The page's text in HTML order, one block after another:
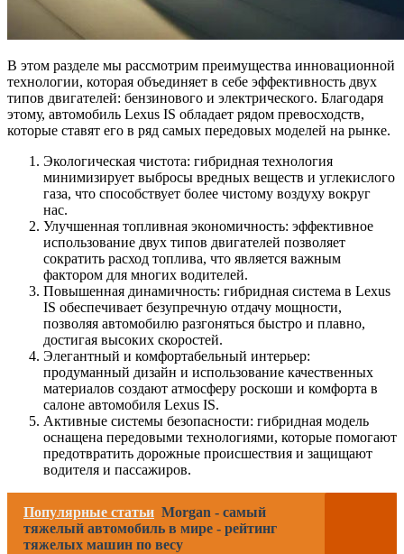
В этом разделе мы рассмотрим преимущества инновационной
технологии, которая объединяет в себе эффективность двух
типов двигателей: бензинового и электрического. Благодаря
этому, автомобиль Lexus IS обладает рядом превосходств,
которые ставят его в ряд самых передовых моделей на рынке.
Экологическая чистота: гибридная технология
минимизирует выбросы вредных веществ и углекислого
газа, что способствует более чистому воздуху вокруг
нас.
Улучшенная топливная экономичность: эффективное
использование двух типов двигателей позволяет
сократить расход топлива, что является важным
фактором для многих водителей.
Повышенная динамичность: гибридная система в Lexus
IS обеспечивает безупречную отдачу мощности,
позволяя автомобилю разгоняться быстро и плавно,
достигая высоких скоростей.
Элегантный и комфортабельный интерьер:
продуманный дизайн и использование качественных
материалов создают атмосферу роскоши и комфорта в
салоне автомобиля Lexus IS.
Активные системы безопасности: гибридная модель
оснащена передовыми технологиями, которые помогают
предотвратить дорожные происшествия и защищают
водителя и пассажиров.
Популярные статьи Morgan - самый
тяжелый автомобиль в мире - рейтинг
тяжелых машин по весу